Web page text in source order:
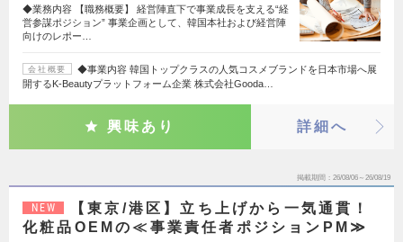
◆業務内容 【職務概要】 経営陣直下で事業成長を支える“経
営参謀ポジション” 事業企画として、韓国本社および経営陣
向けのレポー…
会社概要
◆事業内容 韓国トップクラスの人気コスメブランドを日本市場へ展
開するK-Beautyプラットフォーム企業 株式会社Gooda…
興味あり 詳細へ
掲載期間 26/08/06～26/08/19
NEW
【東京/港区】立ち上げから一気通貫！
化粧品OEMの≪事業責任者ポジションPM≫